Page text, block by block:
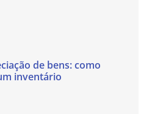
de bens: como
inventário